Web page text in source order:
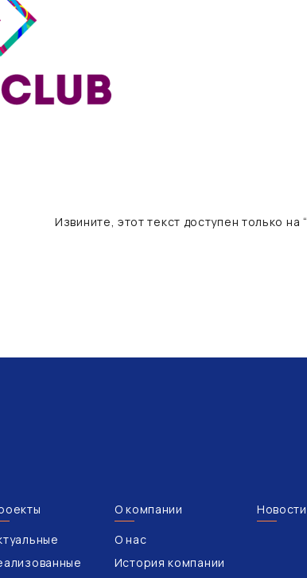
Извините, этот текст доступен только на “
О компании
О нас
История компании
Новости